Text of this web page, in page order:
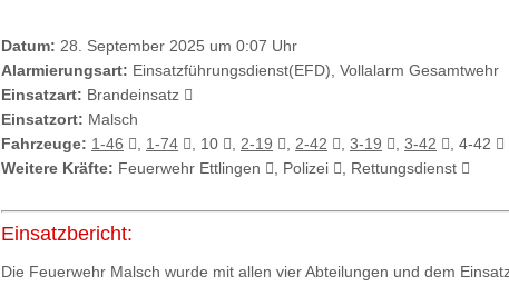
Datum: 28. September 2025 um 0:07 Uhr
Alarmierungsart: Einsatzführungsdienst(EFD), Vollalarm Gesamtwehr
Einsatzart: Brandeinsatz
Einsatzort: Malsch
Fahrzeuge: 1-46 1-74 , 10 2-19 2-42 3-19 3-42
, 4-42
Weitere Kräfte: Feuerwehr Ettlingen , Polizei , Rettungsdienst
Einsatzbericht:
Die Feuerwehr Malsch wurde mit allen vier Abteilungen und dem